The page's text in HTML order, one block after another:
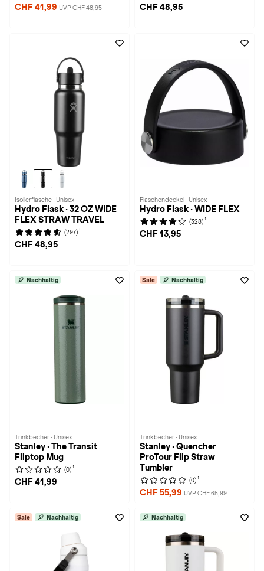
CHF 41,99 UVP CHF 48,95 CHF 48,95
Isolierflasche · Unisex
Hydro Flask · 32 OZ WIDE
FLEX STRAW TRAVEL
(297) 1
CHF 48,95
Flaschendeckel · Unisex
Hydro Flask · WIDE FLEX
(328) 1
CHF 13,95
Nachhaltig
Trinkbecher · Unisex
Stanley · The Transit
Fliptop Mug
(0) 1
CHF 41,99
Sale Nachhaltig
Trinkbecher · Unisex
Stanley · Quencher
ProTour Flip Straw
Tumbler
(0) 1
CHF 55,99 UVP CHF 65,99
Sale Nachhaltig Nachhaltig